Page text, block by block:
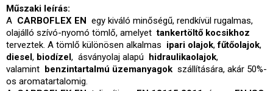
Műszaki leírás:
A CARBOFLEX EN egy kiváló minőségű, rendkívül rugalmas,
olajálló szívó-nyomó tömlő, amelyettankertöltő kocsikhoz
terveztek. A tömlő különösen alkalmas ipari olajok,fűtőolajok,
diesel, biodízel, ásványolaj alapú hidraulikaolajok,
valamint benzintartalmú üzemanyagok szállítására, akár 50%-
os aromatartalomig.